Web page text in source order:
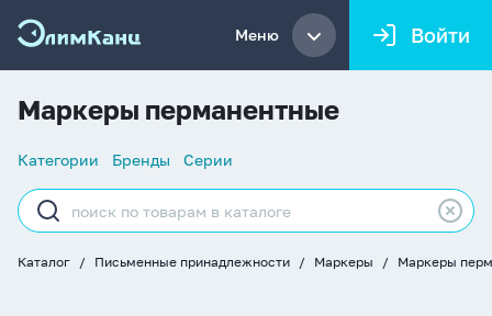
Меню Войти
Маркеры перманентные
Список
Категории Бренды Серии
Строка
поиска
Каталог Письменные принадлежности Маркеры Маркеры